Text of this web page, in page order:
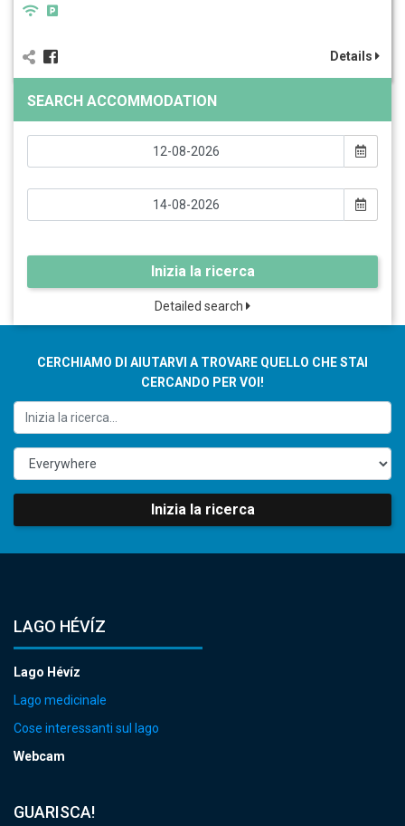
Details
SEARCH ACCOMMODATION
Inizia la ricerca
Detailed search
CERCHIAMO DI AIUTARVI A TROVARE QUELLO CHE STAI
CERCANDO PER VOI!
Inizia la ricerca
LAGO HÉVÍZ
Lago Hévíz
Lago medicinale
Cose interessanti sul lago
Webcam
GUARISCA!